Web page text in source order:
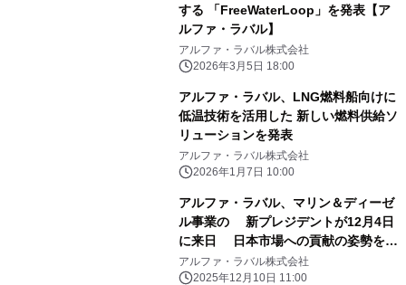
する 「FreeWaterLoop」を発表【ア
ルファ・ラバル】
アルファ・ラバル株式会社
2026年3月5日 18:00
アルファ・ラバル、LNG燃料船向けに
低温技術を活用した 新しい燃料供給ソ
リューションを発表
アルファ・ラバル株式会社
2026年1月7日 10:00
アルファ・ラバル、マリン＆ディーゼ
ル事業の 新プレジデントが12月4日
に来日 日本市場への貢献の姿勢を見
せる
アルファ・ラバル株式会社
2025年12月10日 11:00